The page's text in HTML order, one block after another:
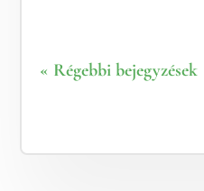
« Régebbi bejegyzések